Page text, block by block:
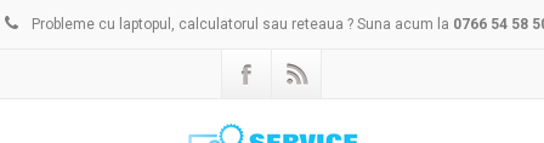
Probleme cu laptopul, calculatorul sau reteaua ? Suna acum la 0766 54 58